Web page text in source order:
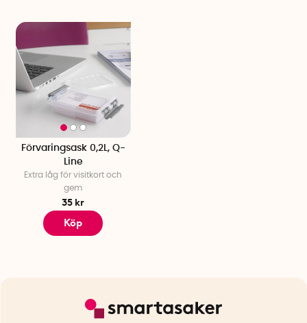
Förvaringsask 0,2L, Q-
Line
Extra låg för visitkort och
gem
35 kr
Köp